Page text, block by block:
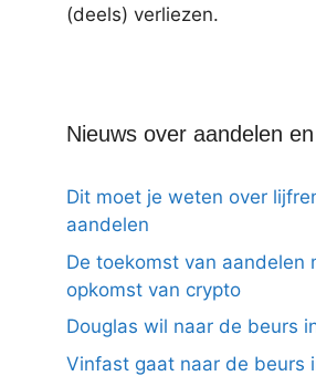
(deels) verliezen.
Nieuws over aandelen
Dit moet je weten over
aandelen
De toekomst van aandelen
opkomst van crypto
Douglas wil naar de beurs
Vinfast gaat naar de beurs